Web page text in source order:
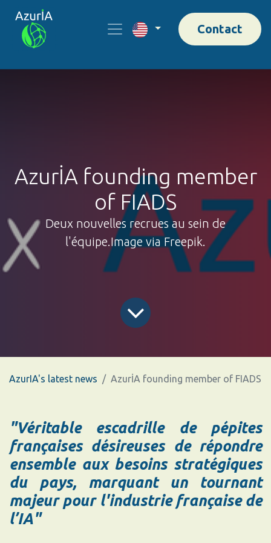
Contact
AzurİA founding member
of FIADS
Deux nouvelles recrues au sein de
l'équipe.Image via Freepik.
AzurIA's latest news AzurİA founding member of FIADS
"Véritable escadrille de pépites
françaises désireuses de répondre
ensemble aux besoins stratégiques
du pays, marquant un tournant
majeur pour l'industrie française de
l’IA"